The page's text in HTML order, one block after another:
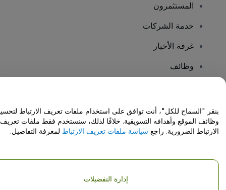
المستثمرون
خدمة الشركات
غرفة الأخبار
وظائف
مركز المساعدة / اتصل بنا
حقوق النشر © شركة فياجوجو المحدودة 2026
تفاصيل الشركة
بنقر "السماح للكل"، أنت توافق على استخدام ملفات تعريف الارتباط
وظائف الموقع وأهدافه التسويقية. خلافًا لذلك، سنستخدم فقط ملفات تعريف
الارتباط الضرورية. راجع سياسة ملفات تعريف الارتباط لمعرفة التفاصيل.
إدارة التفضيلات